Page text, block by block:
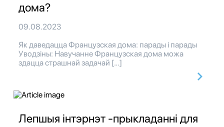
дома?
09.08.2023
Як даведацца Французская дома: парады і парады
Уводзіны: Навучанне Французская дома можа
здацца страшнай задачай […]
Лепшыя інтэрнэт -прыкладанні для